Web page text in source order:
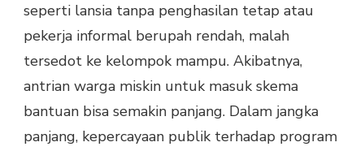
seperti lansia tanpa penghasilan tetap atau
pekerja informal berupah rendah, malah
tersedot ke kelompok mampu. Akibatnya,
antrian warga miskin untuk masuk skema
bantuan bisa semakin panjang. Dalam jangka
panjang, kepercayaan publik terhadap program